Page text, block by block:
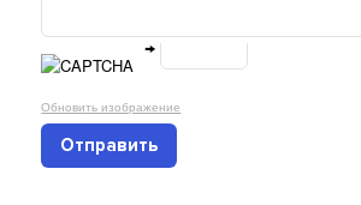
→
Обновить изображение